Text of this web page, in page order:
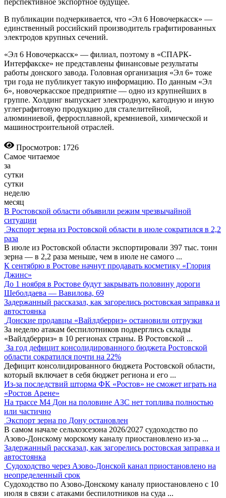
перспективное экспортное будущее.
В публикации подчеркивается, что «Эл 6 Новочеркасск» —
единственный российский производитель графитированных
электродов крупных сечений.
«Эл 6 Новочеркасск» — филиал, поэтому в «СПАРК-
Интерфакске» не представлены финансовые результаты
работы донского завода. Головная организация «Эл 6» тоже
три года не публикует такую информацию. По данным «Эл
6», новочеркасское предприятие — одно из крупнейших в
группе. Холдинг выпускает электродную, катодную и иную
углеграфитовую продукцию для сталелитейной,
алюминиевой, ферросплавной, кремниевой, химической и
машиностроительной отраслей.
Просмотров: 1726
Самое читаемое
за
сутки
сутки
неделю
месяц
В Ростовской области объявили режим чрезвычайной
ситуации
Экспорт зерна из Ростовской области в июле сократился в 2,2
раза
В июле из Ростовской области экспортировали 397 тыс. тонн
зерна — в 2,2 раза меньше, чем в июле не самого ...
К сентябрю в Ростове начнут продавать косметику «Глория
Джинс»
До 1 ноября в Ростове будут закрывать половину дороги
Шеболдаева — Вавилова, 69
Задержанный рассказал, как загорелись ростовская заправка и
автостоянка
Донские продавцы «Вайлдберриз» остановили отгрузки
За неделю атакам беспилотников подверглись склады
«Вайлдберриз» в 10 регионах страны. В Ростовской ...
За год дефицит консолидированного бюджета Ростовской
области сократился почти на 22%
Дефицит консолидированного бюджета Ростовской области,
который включает в себя бюджет региона и его ...
Из-за последствий шторма ФК «Ростов» не сможет играть на
«Ростов Арене»
На трассе М4 Дон на половине АЗС нет топлива полностью
или частично
Экспорт зерна по Дону остановлен
В самом начале сельхозсезона 2026/2027 судоходство по
Азово-Донскому морскому каналу приостановлено из-за ...
Задержанный рассказал, как загорелись ростовская заправка и
автостоянка
Судоходство через Азово-Донской канал приостановлено на
неопределенный срок
Судоходство по Азово-Донскому каналу приостановлено с 10
июля в связи с атаками беспилотников на суда ...